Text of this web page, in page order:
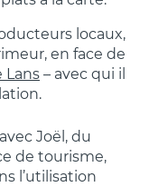
locaux,
en face de
Lans – avec qui il
Joël, du
de tourisme,
l’utilisation